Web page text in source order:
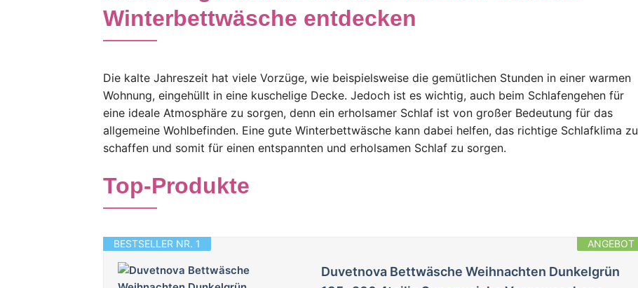
Winterbettwäsche entdecken
Die kalte Jahreszeit hat viele Vorzüge, wie beispielsweise die gemütlichen Stunden in einer warmen
Wohnung, eingehüllt in eine kuschelige Decke. Jedoch ist es wichtig, auch beim Schlafengehen für
eine ideale Atmosphäre zu sorgen, denn ein erholsamer Schlaf ist von großer Bedeutung für das
allgemeine Wohlbefinden. Eine gute Winterbettwäsche kann dabei helfen, das richtige Schlafklima zu
schaffen und somit für einen entspannten und erholsamen Schlaf zu sorgen.
Top-Produkte
ANGEBOT
BESTSELLER NR. 1
Duvetnova Bettwäsche Weihnachten Dunkelgrün